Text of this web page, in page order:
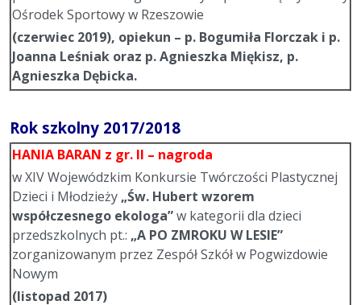
Ośrodek Sportowy w Rzeszowie
(czerwiec 2019), opiekun – p. Bogumiła Florczak i p.
Joanna Leśniak oraz p. Agnieszka Miękisz, p.
Agnieszka Dębicka.
Rok szkolny 2017/2018
HANIA BARAN z gr. II – nagroda
w XIV Wojewódzkim Konkursie Twórczości Plastycznej
Dzieci i Młodzieży „Św. Hubert wzorem
współczesnego ekologa”w kategorii dla dzieci
przedszkolnych pt.: „A PO ZMROKU W LESIE”
zorganizowanym przez Zespół Szkół w Pogwizdowie
Nowym
(listopad 2017)